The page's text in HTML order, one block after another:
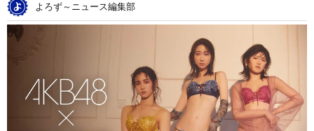
よろず～ニュース編集部